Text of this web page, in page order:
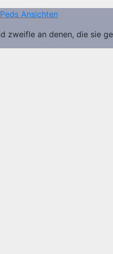
Peds Ansichten
zweifle an denen, die sie